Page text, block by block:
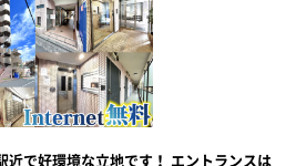
近で好環境な立地です！ エントランスは